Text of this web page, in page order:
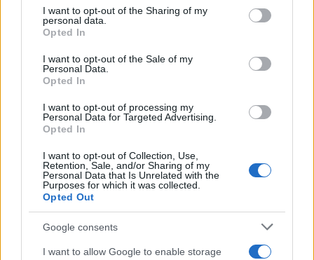
I want to opt-out of the Sharing of my
personal data.
Opted In
I want to opt-out of the Sale of my
Personal Data.
Opted In
I want to opt-out of processing my
Personal Data for Targeted Advertising.
Opted In
I want to opt-out of Collection, Use,
Retention, Sale, and/or Sharing of my
Personal Data that Is Unrelated with the
Purposes for which it was collected.
Opted Out
Google consents
I want to allow Google to enable storage
L’ultimo saluto ai telespettatori e alla squadra
00:00